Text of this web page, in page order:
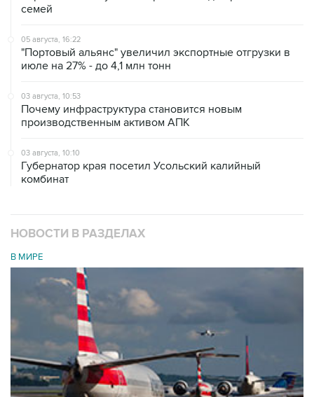
семей
05 августа, 16:22
"Портовый альянс" увеличил экспортные отгрузки в
июле на 27% - до 4,1 млн тонн
03 августа, 10:53
Почему инфраструктура становится новым
производственным активом АПК
03 августа, 10:10
Губернатор края посетил Усольский калийный
комбинат
НОВОСТИ В РАЗДЕЛАХ
В МИРЕ